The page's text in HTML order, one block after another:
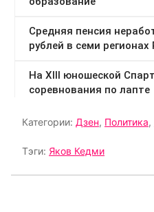
Категории: Дзен, Политика,
Тэги: Яков Кедми